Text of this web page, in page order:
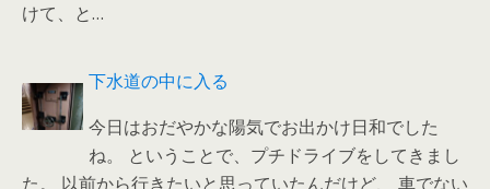
けて、と…
下水道の中に入る
今日はおだやかな陽気でお出かけ日和でした
ね。 ということで、プチドライブをしてきまし
た。 以前から行きたいと思っていたんだけど、 車でない